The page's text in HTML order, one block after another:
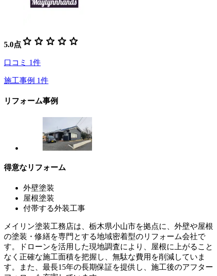
5.0点 star star star star star
口コミ 1件
施工事例 1件
リフォーム事例
得意なリフォーム
外壁塗装
屋根塗装
付帯する外装工事
メイリン塗装工務店は、栃木県小山市を拠点に、外壁や屋根
の塗装・修繕を専門とする地域密着型のリフォーム会社で
す。ドローンを活用した現地調査により、屋根に上がること
なく正確な施工面積を把握し、無駄な費用を削減していま
す。また、最長15年の長期保証を提供し、施工後のアフター